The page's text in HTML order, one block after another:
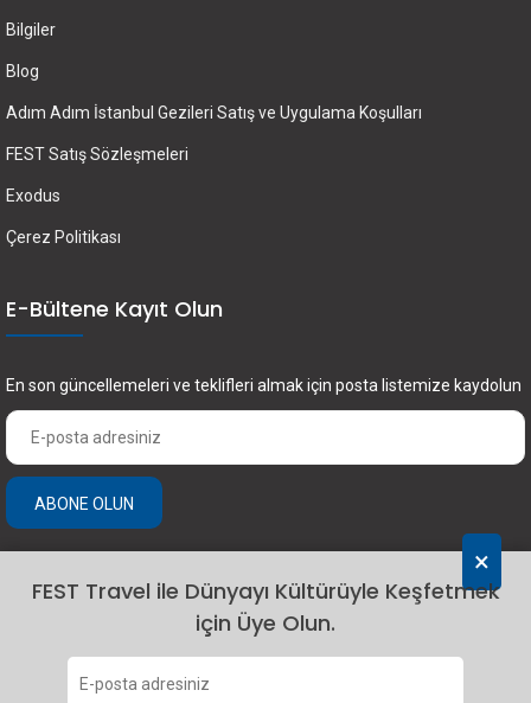
×
FEST Travel ile Dünyayı Kültürüyle Keşfetmek
için Üye Olun.
Bilgiler
Blog
Adım Adım İstanbul Gezileri Satış ve Uygulama Koşulları
FEST Satış Sözleşmeleri
Exodus
Çerez Politikası
E-Bültene Kayıt Olun
En son güncellemeleri ve teklifleri almak için posta listemize kaydolun
ABONE OLUN
2024 Fest Travel. Tüm hakları saklıdır.